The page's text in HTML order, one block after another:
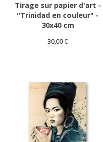
Tirage sur papier d'art -
"Trinidad en couleur" -
30x40 cm
30,00€